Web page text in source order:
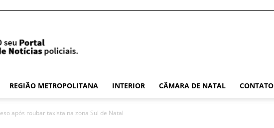
REGIÃO METROPOLITANA INTERIOR CÂMARA DE NATAL CONTATO
após roubar taxista na zona Sul de Natal